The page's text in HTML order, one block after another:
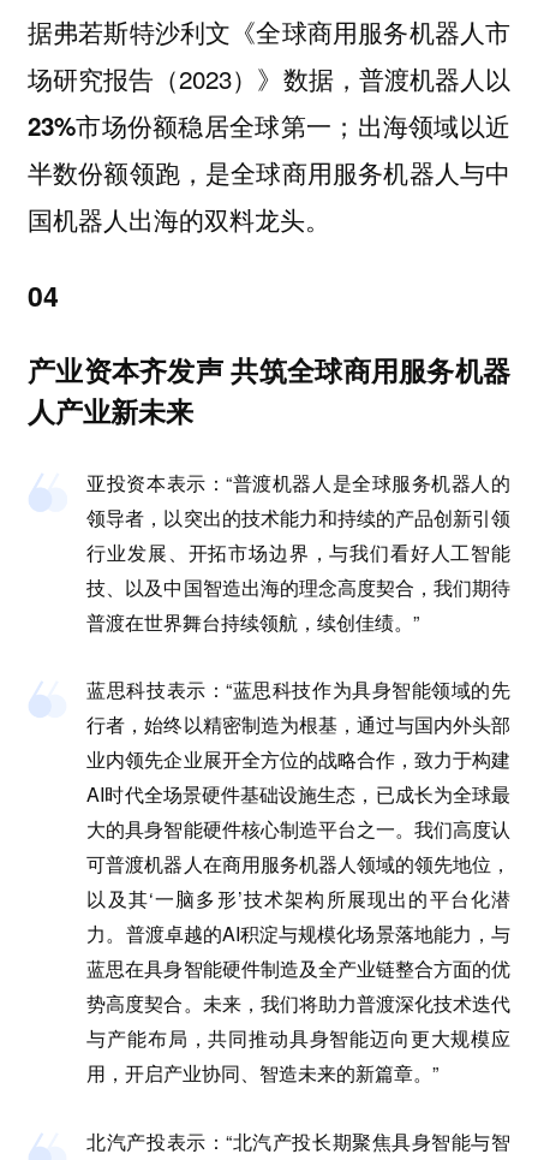
据弗若斯特沙利文《全球商用服务机器人市
场研究报告（2023）》数据， 普渡机器人以
23%市场份额稳居全球第一 ；出海领域以近
半数份额领跑，是全球商用服务机器人与中
国机器人出海的双料龙头。
04
产业资本齐发声 共筑全球商用服务机器
人产业新未来
亚投资本表示：“普渡机器人是全球服务机器人的
领导者，以突出的技术能力和持续的产品创新引领
行业发展、开拓市场边界，与我们看好人工智能
技、以及中国智造出海的理念高度契合，我们期待
普渡在世界舞台持续领航，续创佳绩。”
蓝思科技表示：“蓝思科技作为具身智能领域的先
行者，始终以精密制造为根基，通过与国内外头部
业内领先企业展开全方位的战略合作，致力于构建
AI时代全场景硬件基础设施生态，已成长为全球最
大的具身智能硬件核心制造平台之一。我们高度认
可普渡机器人在商用服务机器人领域的领先地位，
以及其‘一脑多形’技术架构所展现出的平台化潜
力。普渡卓越的AI积淀与规模化场景落地能力，与
蓝思在具身智能硬件制造及全产业链整合方面的优
势高度契合。未来，我们将助力普渡深化技术迭代
与产能布局，共同推动具身智能迈向更大规模应
用，开启产业协同、智造未来的新篇章。”
北汽产投表示：“北汽产投长期聚焦具身智能与智